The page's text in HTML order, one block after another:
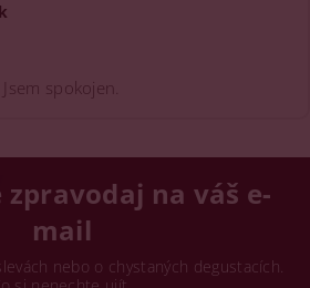
Jsem spokojen.
na váš e-
mail
nebo o chystaných degustacích.